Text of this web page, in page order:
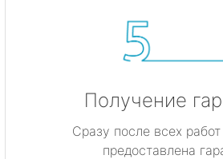
Получение
Сразу после всех
предоставлена